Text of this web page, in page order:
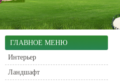
ГЛАВНОЕ МЕНЮ
Интерьер
Ландшафт